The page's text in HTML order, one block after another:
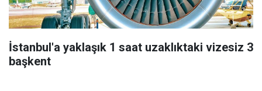
İstanbul'a yaklaşık 1 saat uzaklıktaki vizesiz 3
başkent